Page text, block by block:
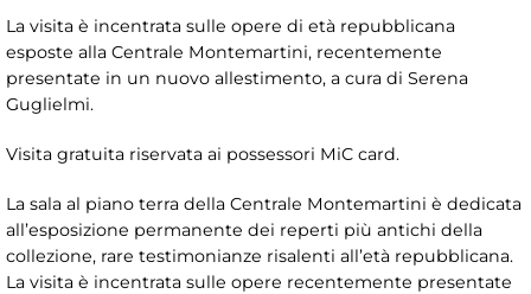
La visita è incentrata sulle opere di età repubblicana
esposte alla Centrale Montemartini, recentemente
presentate in un nuovo allestimento, a cura di Serena
Guglielmi.
Visita gratuita riservata ai possessori MiC card.
La sala al piano terra della Centrale Montemartini è dedicata
all’esposizione permanente dei reperti più antichi della
collezione, rare testimonianze risalenti all’età repubblicana.
La visita è incentrata sulle opere recentemente presentate